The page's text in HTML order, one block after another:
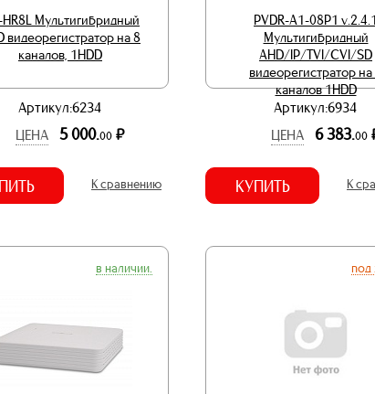
HR8L Мультигибридный
видеорегистратор на 8
каналов, 1HDD
Артикул:6234
ЦЕНА
5 000.00 р.
К сравнению
PVDR-A1-08P1 v.2.4.1
Мультигибридный
AHD/IP/TVI/CVI/SD
видеорегистратор на
каналов 1HDD
Артикул:6934
ЦЕНА
6 383.00
КУПИТЬ К
в наличии. под